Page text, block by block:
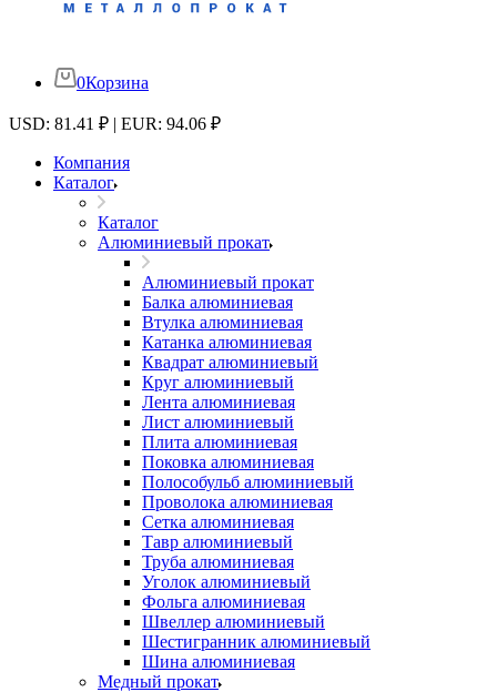
0Корзина
USD: 81.41 ₽ | EUR: 94.06 ₽
Компания
Каталог
Каталог
Алюминиевый прокат
Алюминиевый прокат
Балка алюминиевая
Втулка алюминиевая
Катанка алюминиевая
Квадрат алюминиевый
Круг алюминиевый
Лента алюминиевая
Лист алюминиевый
Плита алюминиевая
Поковка алюминиевая
Полособульб алюминиевый
Проволока алюминиевая
Сетка алюминиевая
Тавр алюминиевый
Труба алюминиевая
Уголок алюминиевый
Фольга алюминиевая
Швеллер алюминиевый
Шестигранник алюминиевый
Шина алюминиевая
Медный прокат